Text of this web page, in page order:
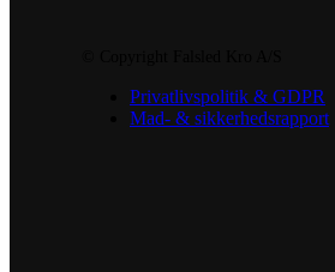
Privatlivspolitik & GDPR
Mad- & sikkerhedsrapport